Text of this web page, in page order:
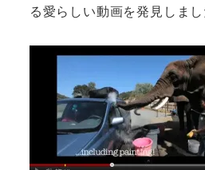
る愛らしい動画を発見しまし